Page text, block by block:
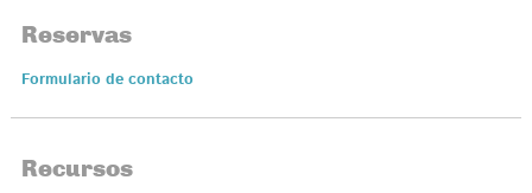
Reservas
Formulario de contacto
Recursos